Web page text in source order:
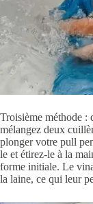
Troisième méthode :
mélangez deux
plonger votre pull
le et étirez-le à la
forme initiale. Le
la laine, ce qui leur